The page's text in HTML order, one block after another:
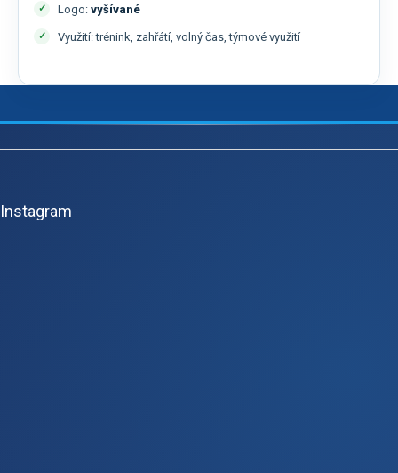
Logo: vyšívané
Využití: trénink, zahřátí, volný čas, týmové využití
Z
Instagram